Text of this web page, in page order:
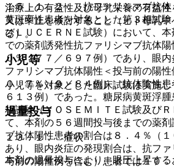
１５．１．２． 抗ファリシマブ抗体
黄斑変性患者を対象とした第３相試
びＬＵＣＥＲＮＥ試験）において、
での薬剤誘発性抗ファリシマブ抗体陽
０％（７７／６９７例）であり、眼
ファリシマブ抗体陽性＜投与前の陽性
０．７％（９／８４例）、抗体陰性
６１３例）であった。糖尿病黄斑浮
相試験（ＹＯＳＥＭＩＴＥ試験及び
て、本剤の５６週間投与後までの薬
ブ抗体陽性患者の割合は８．４％（
あり、眼内炎症の発現割合は、抗フ
与前の陽性例を含む）患者では１０
治療上の有益性及び母乳栄養の有益
又は中止を検討すること（ヒト母乳
る）。
小児等
小児等を対象とした臨床試験は実施し
過量投与
１３．１． 症状
本剤の過量投与により、眼圧上昇する